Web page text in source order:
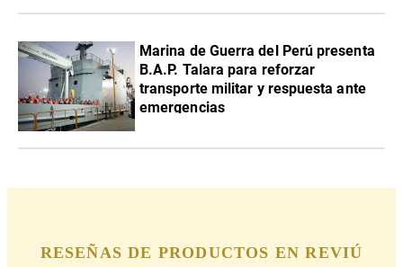
Marina de Guerra del Perú presenta
B.A.P. Talara para reforzar
transporte militar y respuesta ante
emergencias